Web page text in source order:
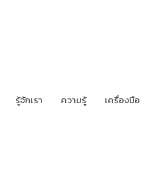
รู้จักเรา ความรู้ เครื่องมือ